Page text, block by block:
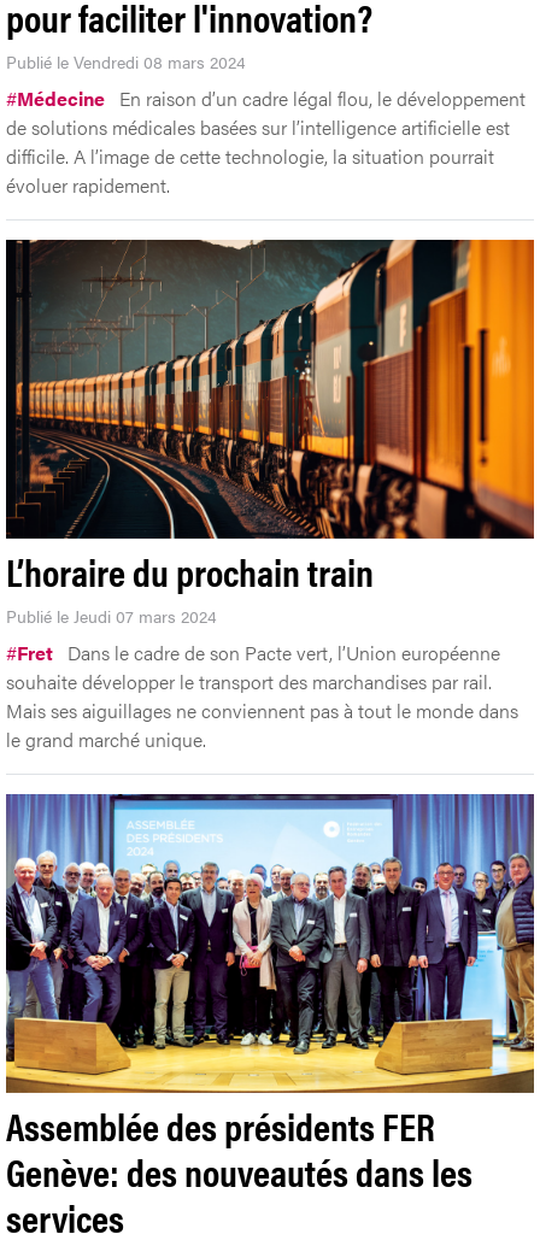
pour faciliter l'innovation?
Publié le Vendredi 08 mars 2024
#Médecine En raison d’un cadre légal flou, le développement
de solutions médicales basées sur l’intelligence artificielle est
difficile. A l’image de cette technologie, la situation pourrait
évoluer rapidement.
L’horaire du prochain train
Publié le Jeudi 07 mars 2024
#Fret Dans le cadre de son Pacte vert, l’Union européenne
souhaite développer le transport des marchandises par rail.
Mais ses aiguillages ne conviennent pas à tout le monde dans
le grand marché unique.
Assemblée des présidents FER
Genève: des nouveautés dans les
services